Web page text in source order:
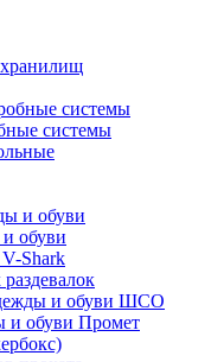
системы
обуви
Shark
и обуви ШСО
обуви Промет